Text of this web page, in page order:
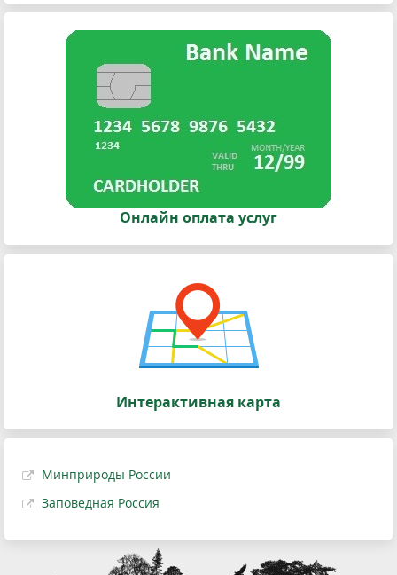
Онлайн оплата услуг
Интерактивная карта
Минприроды России
Заповедная Россия